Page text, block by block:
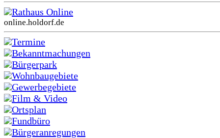
Rathaus Online
online.holdorf.de
Termine
Bekanntmachungen
Bürgerpark
Wohnbaugebiete
Gewerbegebiete
Film & Video
Ortsplan
Fundbüro
Bürgeranregungen